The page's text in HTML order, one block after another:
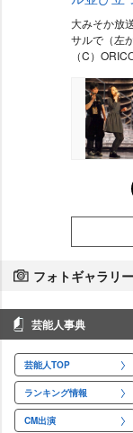
大みそか放
サルで（左
（C）
フォトギャラリー
芸能人事典
芸能人TOP
ランキング情報
CM出演